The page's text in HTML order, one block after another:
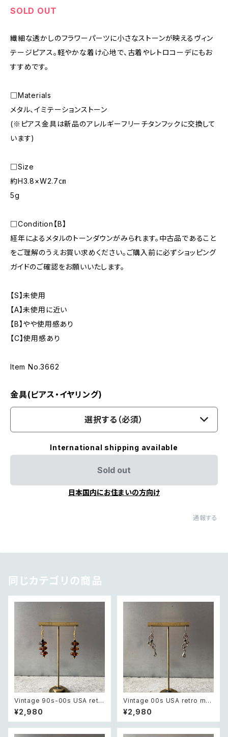
SOLD OUT
繊細な透かしのフラワーパーツに小さなストーンが映えるヴィン
テージピアス。軽やかな着け心地で、古着やレトロコーデにもお
すすめです。
□Materials
メタル、イミテーションストーン
(※ピアス金具は新品のアレルギーフリーチタンフックに交換して
います)
□Size
約H3.8×W2.7㎝
5g
□Condition【B】
経年によるメタルのトーンダウンがみられます。中古品であること
をご理解のうえお買い求めください。ご購入前に必ずショッピング
ガイドのご確認をお願いいたします。
【S】未使用
【A】未使用に近い
【B】やや使用感あり
【C】使用感あり
Item No.3662
金具(ピアス・イヤリング)
選択する（必須）
International shipping available
Sold out
日本国内にお住まいの方向け
通報する
同じカテゴリの商品
Vintage 90s-00s USA retr
o amber color beads pierc
e レトロ アメリカ ヴィンテージ
アクセサリー 琥珀色 ビーズ ピ
¥2,980
Vintage 00s USA retro mo
notone bijou classical des
ign pierce レトロ アメリカ ヴ
ィンテージ アクセサリー モノト
¥2,980